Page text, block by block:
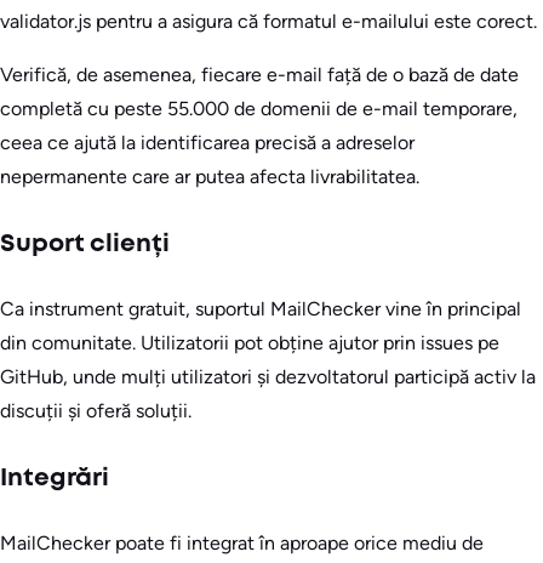
validator.js pentru a asigura că formatul e-mailului este corect.
Verifică, de asemenea, fiecare e-mail față de o bază de date
completă cu peste 55.000 de domenii de e-mail temporare,
ceea ce ajută la identificarea precisă a adreselor
nepermanente care ar putea afecta livrabilitatea.
Suport clienți
Ca instrument gratuit, suportul MailChecker vine în principal
din comunitate. Utilizatorii pot obține ajutor prin issues pe
GitHub, unde mulți utilizatori și dezvoltatorul participă activ la
discuții și oferă soluții.
Integrări
MailChecker poate fi integrat în aproape orice mediu de